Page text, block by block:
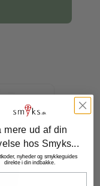
mere ud af din
hos Smyks...
nyheder og smykkeguides
direkte i din indbakke.